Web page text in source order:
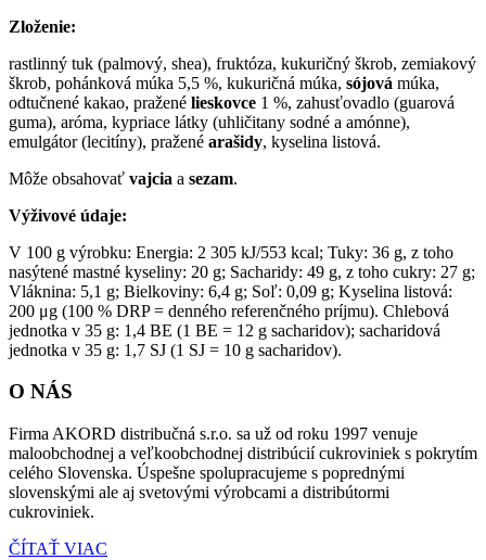
Zloženie:
rastlinný tuk (palmový, shea), fruktóza, kukuričný škrob, zemiakový
škrob, pohánková múka 5,5 %, kukuričná múka, sójová múka,
odtučnené kakao, pražené lieskovce 1 %, zahusťovadlo (guarová
guma), aróma, kypriace látky (uhličitany sodné a amónne),
emulgátor (lecitíny), pražené arašidy, kyselina listová.
Môže obsahovať vajcia a sezam.
Výživové údaje:
V 100 g výrobku: Energia: 2 305 kJ/553 kcal; Tuky: 36 g, z toho
nasýtené mastné kyseliny: 20 g; Sacharidy: 49 g, z toho cukry: 27 g;
Vláknina: 5,1 g; Bielkoviny: 6,4 g; Soľ: 0,09 g; Kyselina listová:
200 μg (100 % DRP = denného referenčného príjmu). Chlebová
jednotka v 35 g: 1,4 BE (1 BE = 12 g sacharidov); sacharidová
jednotka v 35 g: 1,7 SJ (1 SJ = 10 g sacharidov).
O NÁS
Firma AKORD distribučná s.r.o. sa už od roku 1997 venuje
maloobchodnej a veľkoobchodnej distribúcií cukroviniek s pokrytím
celého Slovenska. Úspešne spolupracujeme s poprednými
slovenskými ale aj svetovými výrobcami a distribútormi
cukroviniek.
ČÍTAŤ VIAC